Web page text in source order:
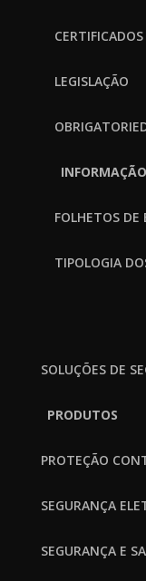
CERTIFICADOS
LEGISLAÇÃO
FOLHETOS
TIPOLOGIA
SOLUÇÕES DE
PRODUTOS
PROTEÇÃO
SEGURANÇA
SEGURANÇA E